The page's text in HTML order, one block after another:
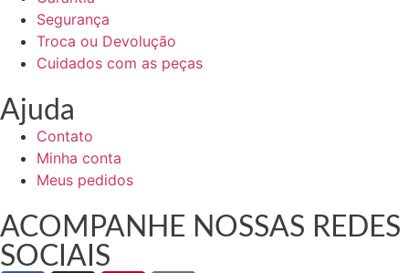
Segurança
Troca ou Devolução
Cuidados com as peças
Ajuda
Contato
Minha conta
Meus pedidos
ACOMPANHE NOSSAS REDES
SOCIAIS